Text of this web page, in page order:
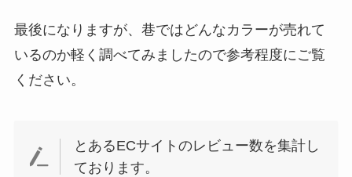
最後になりますが、巷ではどんなカラーが売れて
いるのか軽く調べてみましたので参考程度にご覧
ください。
とあるECサイトのレビュー数を集計し
ております。